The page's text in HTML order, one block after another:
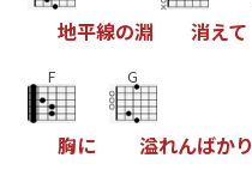
地平線の淵 消えて
F
胸に
G
溢れんばかり